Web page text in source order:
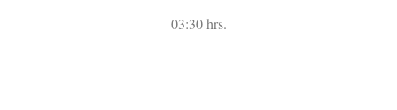
03:30 hrs.